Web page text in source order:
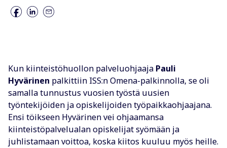
Kun kiinteistöhuollon palveluohjaaja Pauli
Hyvärinen palkittiin ISS:n Omena-palkinnolla, se oli
samalla tunnustus vuosien työstä uusien
työntekijöiden ja opiskelijoiden työpaikkaohjaajana.
Ensi töikseen Hyvärinen vei ohjaamansa
kiinteistöpalvelualan opiskelijat syömään ja
juhlistamaan voittoa, koska kiitos kuuluu myös heille.